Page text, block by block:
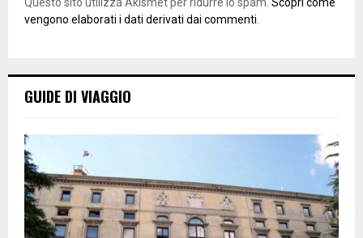
vengono elaborati i dati derivati dai commenti
GUIDE DI VIAGGIO